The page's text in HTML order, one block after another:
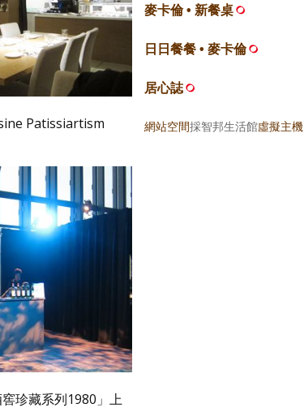
Patissiartism
珍藏系列1980」上
麥卡倫 • 新餐桌
日日餐餐 • 麥卡倫
居心誌
網站空間採智邦生活館虛擬主機